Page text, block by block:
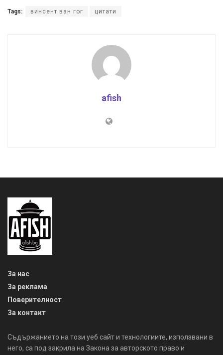
Tags: винсент ван гог цитати
afish
За нас
За реклама
Поверителност
За контакт
Съдържанието на този уеб сайт и технологиите, използвани в
него, са под закрила на Закона за авторското право и